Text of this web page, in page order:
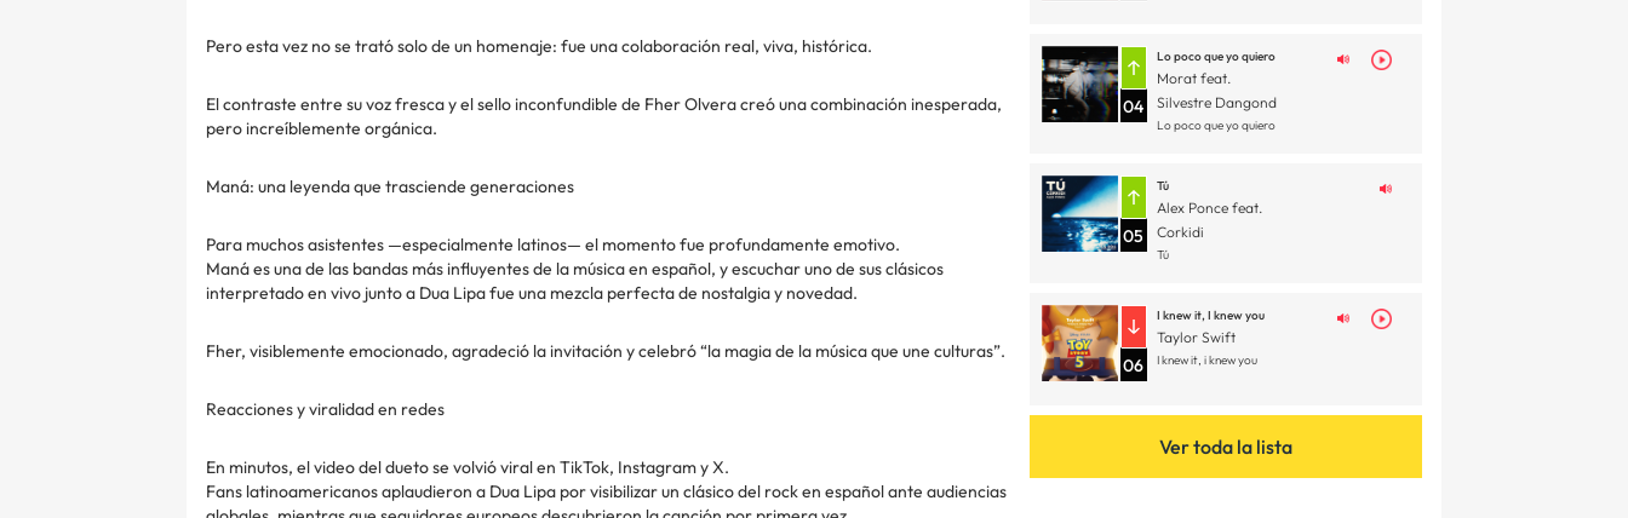
Pero esta vez no se trató solo de un homenaje: fue una colaboración real, viva, histórica.
El contraste entre su voz fresca y el sello inconfundible de Fher Olvera creó una combinación inesperada,
pero increíblemente orgánica.
Maná: una leyenda que trasciende generaciones
Para muchos asistentes —especialmente latinos— el momento fue profundamente emotivo.
Maná es una de las bandas más influyentes de la música en español, y escuchar uno de sus clásicos
interpretado en vivo junto a Dua Lipa fue una mezcla perfecta de nostalgia y novedad.
Fher, visiblemente emocionado, agradeció la invitación y celebró “la magia de la música que une culturas”.
Reacciones y viralidad en redes
En minutos, el video del dueto se volvió viral en TikTok, Instagram y X.
Fans latinoamericanos aplaudieron a Dua Lipa por visibilizar un clásico del rock en español ante audiencias
04
Lo poco que yo quiero
Morat feat.
Silvestre Dangond
Lo poco que yo quiero
05
Tú
Alex Ponce feat.
Corkidi
Tú
06
I knew it, I knew you
Taylor Swift
I knew it, i knew you
Ver toda la lista